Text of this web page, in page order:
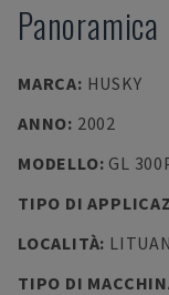
Panoramica
MARCA: HUSKY
ANNO: 2002
MODELLO: GL
TIPO DI
LOCALITÀ:
TIPO DI